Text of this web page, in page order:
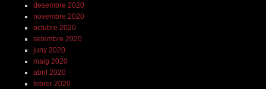
desembre 2020
novembre 2020
octubre 2020
setembre 2020
juny 2020
maig 2020
abril 2020
febrer 2020